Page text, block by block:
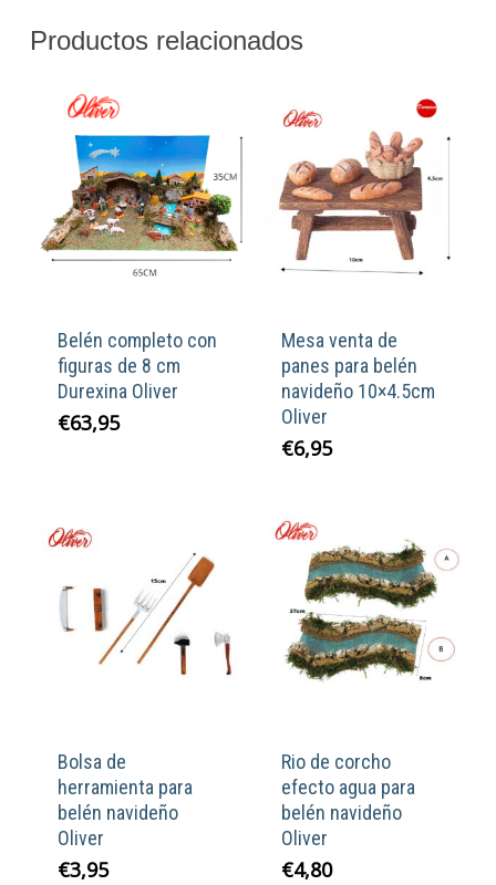
Productos relacionados
Belén completo con
figuras de 8 cm
Durexina Oliver
€63,95
Mesa venta de
panes para belén
navideño 10×4.5cm
Oliver
€6,95
Bolsa de
herramienta para
belén navideño
Oliver
€3,95
Rio de corcho
efecto agua para
belén navideño
Oliver
€4,80